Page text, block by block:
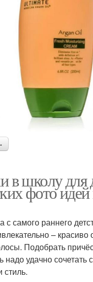
в школу для
фото
с самого раннего
– красиво
Подобрать
надо удачно сочетать
стиль.